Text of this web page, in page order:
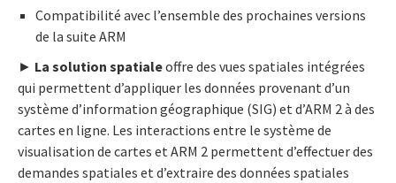
Compatibilité avec l’ensemble des prochaines versions
de la suite ARM
► La solution spatialeoffre des vues spatiales intégrées
qui permettent d’appliquer les données provenant d’un
système d’information géographique (SIG) et d’ARM 2 à des
cartes en ligne. Les interactions entre le système de
visualisation de cartes et ARM 2 permettent d’effectuer des
demandes spatiales et d’extraire des données spatiales